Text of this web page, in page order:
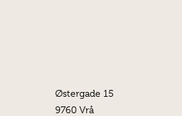
Østergade 15
9760 Vrå